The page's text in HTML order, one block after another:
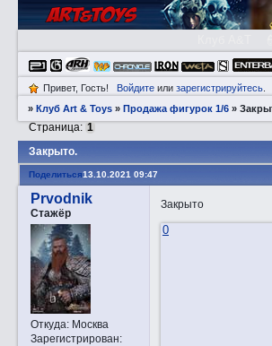
Привет, Гость! Войдитеили зарегистрируйтесь.
»Клуб Art & Toys »Продажа фигурок 1/6 »
Закрытo.
Страница: 1
Поделиться13.10.2021 09:47
Prvodnik
Стажёр
Откуда:Москва
Зарегистрирован:
Закрыто
0